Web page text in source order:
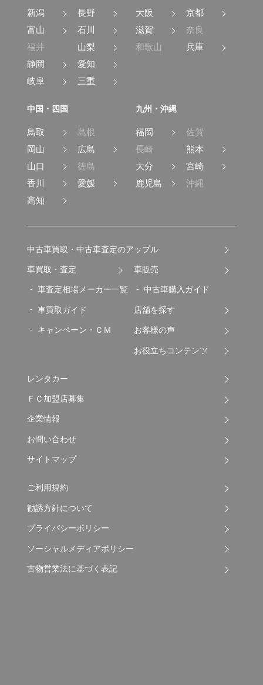
新潟
長野
富山
石川
福井
山梨
静岡
愛知
岐阜
三重
大阪
京都
滋賀
奈良
和歌山
兵庫
中国・四国
鳥取
島根
岡山
広島
山口
徳島
香川
愛媛
高知
九州・沖縄
福岡
佐賀
長崎
熊本
大分
宮崎
鹿児島
沖縄
中古車買取・中古車査定のアップル
車買取・査定
車査定相場メーカー一覧
車買取ガイド
キャンペーン・ＣＭ
車販売
中古車購入ガイド
店舗を探す
お客様の声
お役立ちコンテンツ
レンタカー
ＦＣ加盟店募集
企業情報
お問い合わせ
サイトマップ
ご利用規約
勧誘方針について
プライバシーポリシー
ソーシャルメディアポリシー
古物営業法に基づく表記